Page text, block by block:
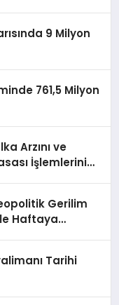
9 Milyon
761,5 Milyon
Arzını ve
İşlemlerini
Gerilim
Haftaya
Tarihi